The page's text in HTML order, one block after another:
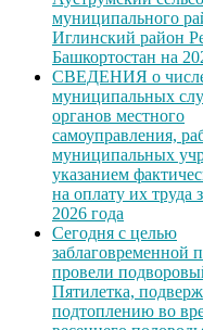
муниципального
Иглинский район
Башкортостан на
СВЕДЕНИЯ о
муниципальных
органов местного
самоуправления,
муниципальных
указанием
на оплату их труда
2026 года
Сегодня с целью
заблаговременной
провели
Пятилетка,
подтоплению во